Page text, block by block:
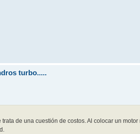
turbo.....
de una cuestión de costos. Al colocar un